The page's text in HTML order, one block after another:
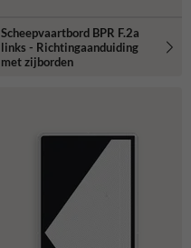
Scheepvaartbord BPR F.2a
links - Richtingaanduiding
met zijborden